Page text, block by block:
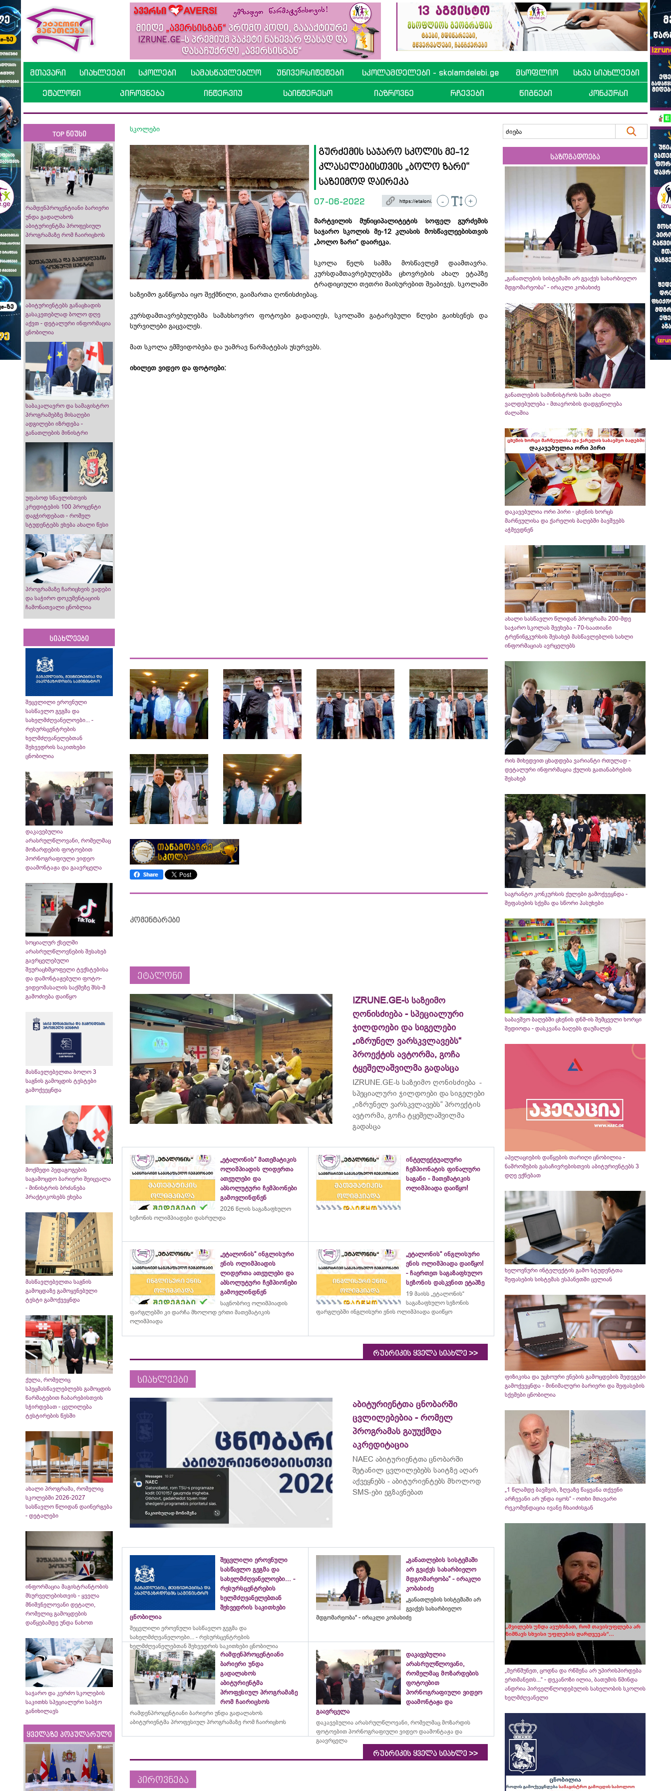
მთავარი სიახლეები სკოლები სამასწავლებლო უნივერსიტეტები სკოლამდელები - skolamdelebi.ge მსოფლიო სხვა სიახლეები
ეტალონი პიროვნება ინტერვიუ საინტერესო იაზროვნე რჩევები წიგნები კონკურსი
TOP ნიუსი
რამდენპროცენტიანი ბარიერი
უნდა გადალახოს
აბიტურიენტმა პროფესიულ
პროგრამაზე რომ ჩაირიცხოს
აბიტურიენტებს განაცხადის
გასაკეთებლად ბოლო დღე
აქვთ - დეტალური ინფორმაცია
ცნობილია
საბაკალავრო და სამაგისტრო
პროგრამებზე მისაღები
ადგილები იზრდება -
განათლების მინისტრი
უფასოდ სწავლისთვის
კრედიტების 100 პროცენტი
დაგჭირდებათ - რომელ
სტუდენტებს ეხება ახალი წესი
პროგრამაზე ჩარიცხვის ვადები
და საჭირო დოკუმენტაციის
ჩამონათვალი ცნობლია
სიახლეები
შეცვლილი ეროვნული
სასწავლო გეგმა და
სახელმძღვანელოები... -
რესურსცენტრების
ხელმძღვანელებთან
შეხვედრის საკითხები
ცნობილია
დაკავებულია
არასრულწლოვანი, რომელმაც
მოზარდების ფოტოებით
პორნოგრაფიული ვიდეო
დაამონტაჟა და გაავრცელა
სოციალურ ქსელში
არასრულწლოვნების შესახებ
გავრცელებული
შეურაცხმყოფელი ტექსტებისა
და დამონტაჟებული ფოტო-
ვიდეომასალის საქმეზე შსს-მ
გამოძიება დაიწყო
მასწავლებელთა ბოლო 3
საგნის გამოცდის ტესტები
გამოქვეყნდა
მოქმედი პედაგოგების
საგამოცდო ბარიერი შეიცვალა
- მინისტრის ბრძანება
პრაქტიკოსებს ეხება
მასწავლებელთა საგნის
გამოცდაზე გამოყენებული
ტესტი გამოქვეყნდა
ქულა, რომელიც
სპეცმასწავლებლებს გამოცდის
წარმატებით ჩაბარებისთვის
სჭირდებათ - ცვლილება
ტესტირების წესში
ახალი პროგრამა, რომელიც
სკოლებში 2026-2027
სასწავლო წლიდან დაინერგება
- დეტალები
ინფორმაცია მაგისტრანტობის
მსურველებისთვის - ყველა
მნიშვნელოვანი დეტალი,
რომელიც გამოცდების
დაწყებამდე უნდა ნახოთ
საჯარო და კერძო სკოლების
საკითხს სპეციალური საბჭო
განიხილავს
ყველაზე პოპულარული
სკოლები
გურძემის საჯარო სკოლის მე-12
კლასელებისთვის „ბოლო ზარი“
საზეიმოდ დაირეკა
07-06-2022 - +
მარტვილის მუნიციპალიტეტის სოფელ გურძემის
საჯარო სკოლის მე-12კლასის მოსწავლეებისთვის
„ბოლო ზარი“ დაირეკა.
სკოლა წელს სამმა მოსწავლემ დაამთავრა.
კურსდამთავრებულებმა ცხოვრების ახალ ეტაპზე
ტრადიციული თეთრი მაისურებით შეაბიჯეს. სკოლაში
საზეიმო განწყობა იყო შექმნილი, გაიმართა ღონისძიებაც.
კურსდამთავრებულებმა სამახსოვრო ფოტოები გადაიღეს, სკოლაში გატარებული წლები გაიხსენეს და
სურვილები გაცვალეს.
მათ სკოლა ემშვიდობება და უამრავ წარმატებას უსურვებს.
იხილეთ ვიდეო და ფოტოები:
კომენტარები
ეტალონი
IZRUNE.GE-ს საზეიმო
ღონისძიება - სპეციალური
ჯილდოები და სიგელები
„იზრუნელ ვარსკვლავებს“
პროექტის ავტორმა, გოჩა
ტყეშელაშვილმა გადასცა
IZRUNE.GE-ს საზეიმო ღონისძიება -
სპეციალური ჯილდოები და სიგელები
„იზრუნელ ვარსკვლავებს“ პროექტის
ავტორმა, გოჩა ტყეშელაშვილმა
გადასცა
„ეტალონის“ მათემატიკის
ოლიმპიადის ლიდერთა
ათეულები და
აბსოლუტური ჩემპიონები
გამოვლინდნენ
2026 წლის საგაზაფხულო
სეზონის ოლიმპიადები დასრულდა
ინტელექტუალური
ჩემპიონატის ფინალური
საგანი - მათემატიკის
ოლიმპიადა დაიწყო!
„ეტალონის“ ინგლისური
ენის ოლიმპიადის
ლიდერთა ათეულები და
აბსოლუტური ჩემპიონები
გამოვლინდნენ
საგნობრივ ოლიმპიადის
ფარგლებში კი დარჩა მხოლოდ ერთი მათემატიკის
ოლიმპიადა
„ეტალონის“ ინგლისური
ენის ოლიმპიადა დაიწყო!
- ჩაერთეთ საგაზაფხულო
სეზონის დასკვნით ეტაპზე
19 მაისს „ეტალონის“
საგაზაფხულო სეზონის
ფარგლებში ინგლისური ენის ოლიმპიადა დაიწყო
რუბრიკის ყველა სიახლე >>
სიახლეები
აბიტურიენტთა ცნობარში
ცვლილებებია - რომელ
პროგრამას გაუუქმდა
აკრედიტაცია
NAEC აბიტურიენტთა ცნობარში
შეტანილ ცვლილებებს საიტზე აღარ
აქვეყნებს - აბიტურიენტებს მხოლოდ
SMS-ები ეგზავნებათ
შეცვლილი ეროვნული
სასწავლო გეგმა და
სახელმძღვანელოები... -
რესურსცენტრების
ხელმძღვანელებთან
შეხვედრის საკითხები
ცნობილია
შეცვლილი ეროვნული სასწავლო გეგმა და
სახელმძღვანელოები... - რესურსცენტრების
ხელმძღვანელებთან შეხვედრის საკითხები ცნობილია
„განათლების სისტემაში
არ გვაქვს სახარბიელო
მდგომარეობა“ - ირაკლი
კობახიძე
„განათლების სისტემაში არ
გვაქვს სახარბიელო
მდგომარეობა“ - ირაკლი კობახიძე
რამდენპროცენტიანი
ბარიერი უნდა
გადალახოს
აბიტურიენტმა
პროფესიულ პროგრამაზე
რომ ჩაირიცხოს
რამდენპროცენტიანი ბარიერი უნდა გადალახოს
აბიტურიენტმა პროფესიულ პროგრამაზე რომ ჩაირიცხოს
დაკავებულია
არასრულწლოვანი,
რომელმაც მოზარდების
ფოტოებით
პორნოგრაფიული ვიდეო
დაამონტაჟა და
გაავრცელა
დაკავებულია არასრულწლოვანი, რომელმაც მოზარდის
ფოტოებით პორნოგრაფიული ვიდეო დაამონტაჟა და
გაავრცელა
რუბრიკის ყველა სიახლე >>
პიროვნება
საზოგადოება
„განათლების სისტემაში არ გვაქვს სახარბიელო
მდგომარეობა“ - ირაკლი კობახიძე
განათლების სამინისტროს სამი ახალი
ვალდებულება - მთავრობის დადგენილება
ძალაშია
დაკავებულია ორი პირი - ცხენის ხორცს
მარნეულისა და ქარელის ბაღებში ბავშვებს
აჭმევდნენ
ახალი სასწავლო წლიდან პროგრამა 200-მდე
საჯარო სკოლას შეეხება - 70-საათიანი
ტრენინგკურსის შესახებ მასწავლებლის სახლი
ინფორმაციას ავრცელებს
რის მიხედვით ცხადდება ვარიანტი რთულად -
დეტალური ინფორმაცია ქულის გათანაბრების
შესახებ
საგრანტო კონკურსის ქულები გამოქვეყნდა -
შეფასების სქემა და სწორი პასუხები
საბავშვო ბაღებში ცხენის დნმ-ის შემცველი ხორცი
შედიოდა - დასკვანა ბაღებს დაუმალეს
აპელაციების დაწყების თარიღი ცნობილია -
ნაშრომების გასაჩივრებისთვის აბიტურიენტებს 3
დღე ექნებათ
ხელოვნური ინტელექტის გამო სტუდენტთა
შეფასების სისტემას ესპანეთში ცვლიან
ფიზიკისა და უცხოური ენების გამოცდების შედეგები
გამოქვეყნდა - მინიმალური ბარიერი და შეფასების
სქემები ცნობილია
„1 წლამდე ბავშვის, ზღვაზე წაყვანა თქვენი
არჩევანი არ უნდა იყოს“ - ოთხი მთავარი
რეკომენდაცია ივანე ჩხაიძისგან
„მერწმუნეთ, ცოდნა და რწმენა არ უპირისპირდება
ერთმანეთს...“ - დეკანოზი ილია, ბათუმის წმინდა
ანდრია პირველწლოდებულის სახელობის სკოლის
ხელმძღვანელი